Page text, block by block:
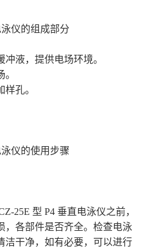
仪的组成部分
液，提供电场环境。
孔。
仪的使用步骤
25E 型 P4 垂直电泳仪之前，
，各部件是否齐全。检查电泳
洁干净，如有必要，可以进行